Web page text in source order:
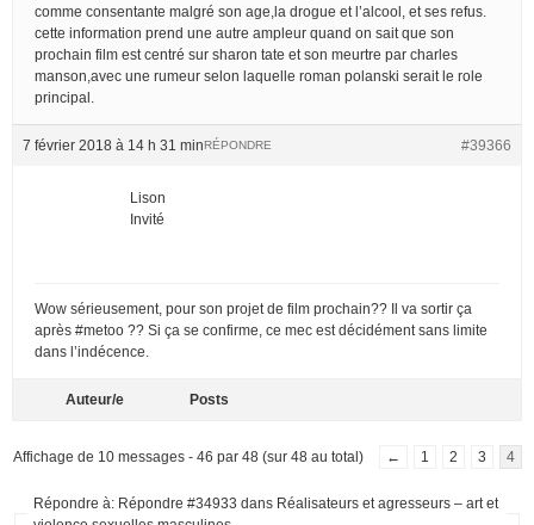
comme consentante malgré son age,la drogue et l’alcool, et ses refus.
cette information prend une autre ampleur quand on sait que son
prochain film est centré sur sharon tate et son meurtre par charles
manson,avec une rumeur selon laquelle roman polanski serait le role
principal.
7 février 2018 à 14 h 31 min #39366
RÉPONDRE
Lison
Invité
Wow sérieusement, pour son projet de film prochain?? Il va sortir ça
après #metoo ?? Si ça se confirme, ce mec est décidément sans limite
dans l’indécence.
Auteur/e Posts
Affichage de 10 messages - 46 par 48 (sur 48 au total) ← 1 2 3 4
Répondre à: Répondre #34933 dans Réalisateurs et agresseurs – art et